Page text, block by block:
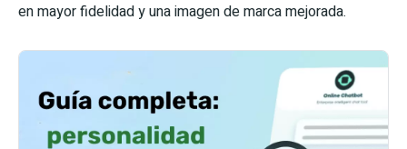
en mayor fidelidad y una imagen de marca mejorada.